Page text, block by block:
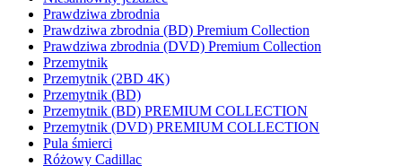
Prawdziwa zbrodnia
Prawdziwa zbrodnia (BD) Premium Collection
Prawdziwa zbrodnia (DVD) Premium Collection
Przemytnik
Przemytnik (2BD 4K)
Przemytnik (BD)
Przemytnik (BD) PREMIUM COLLECTION
Przemytnik (DVD) PREMIUM COLLECTION
Pula śmierci
Różowy Cadillac